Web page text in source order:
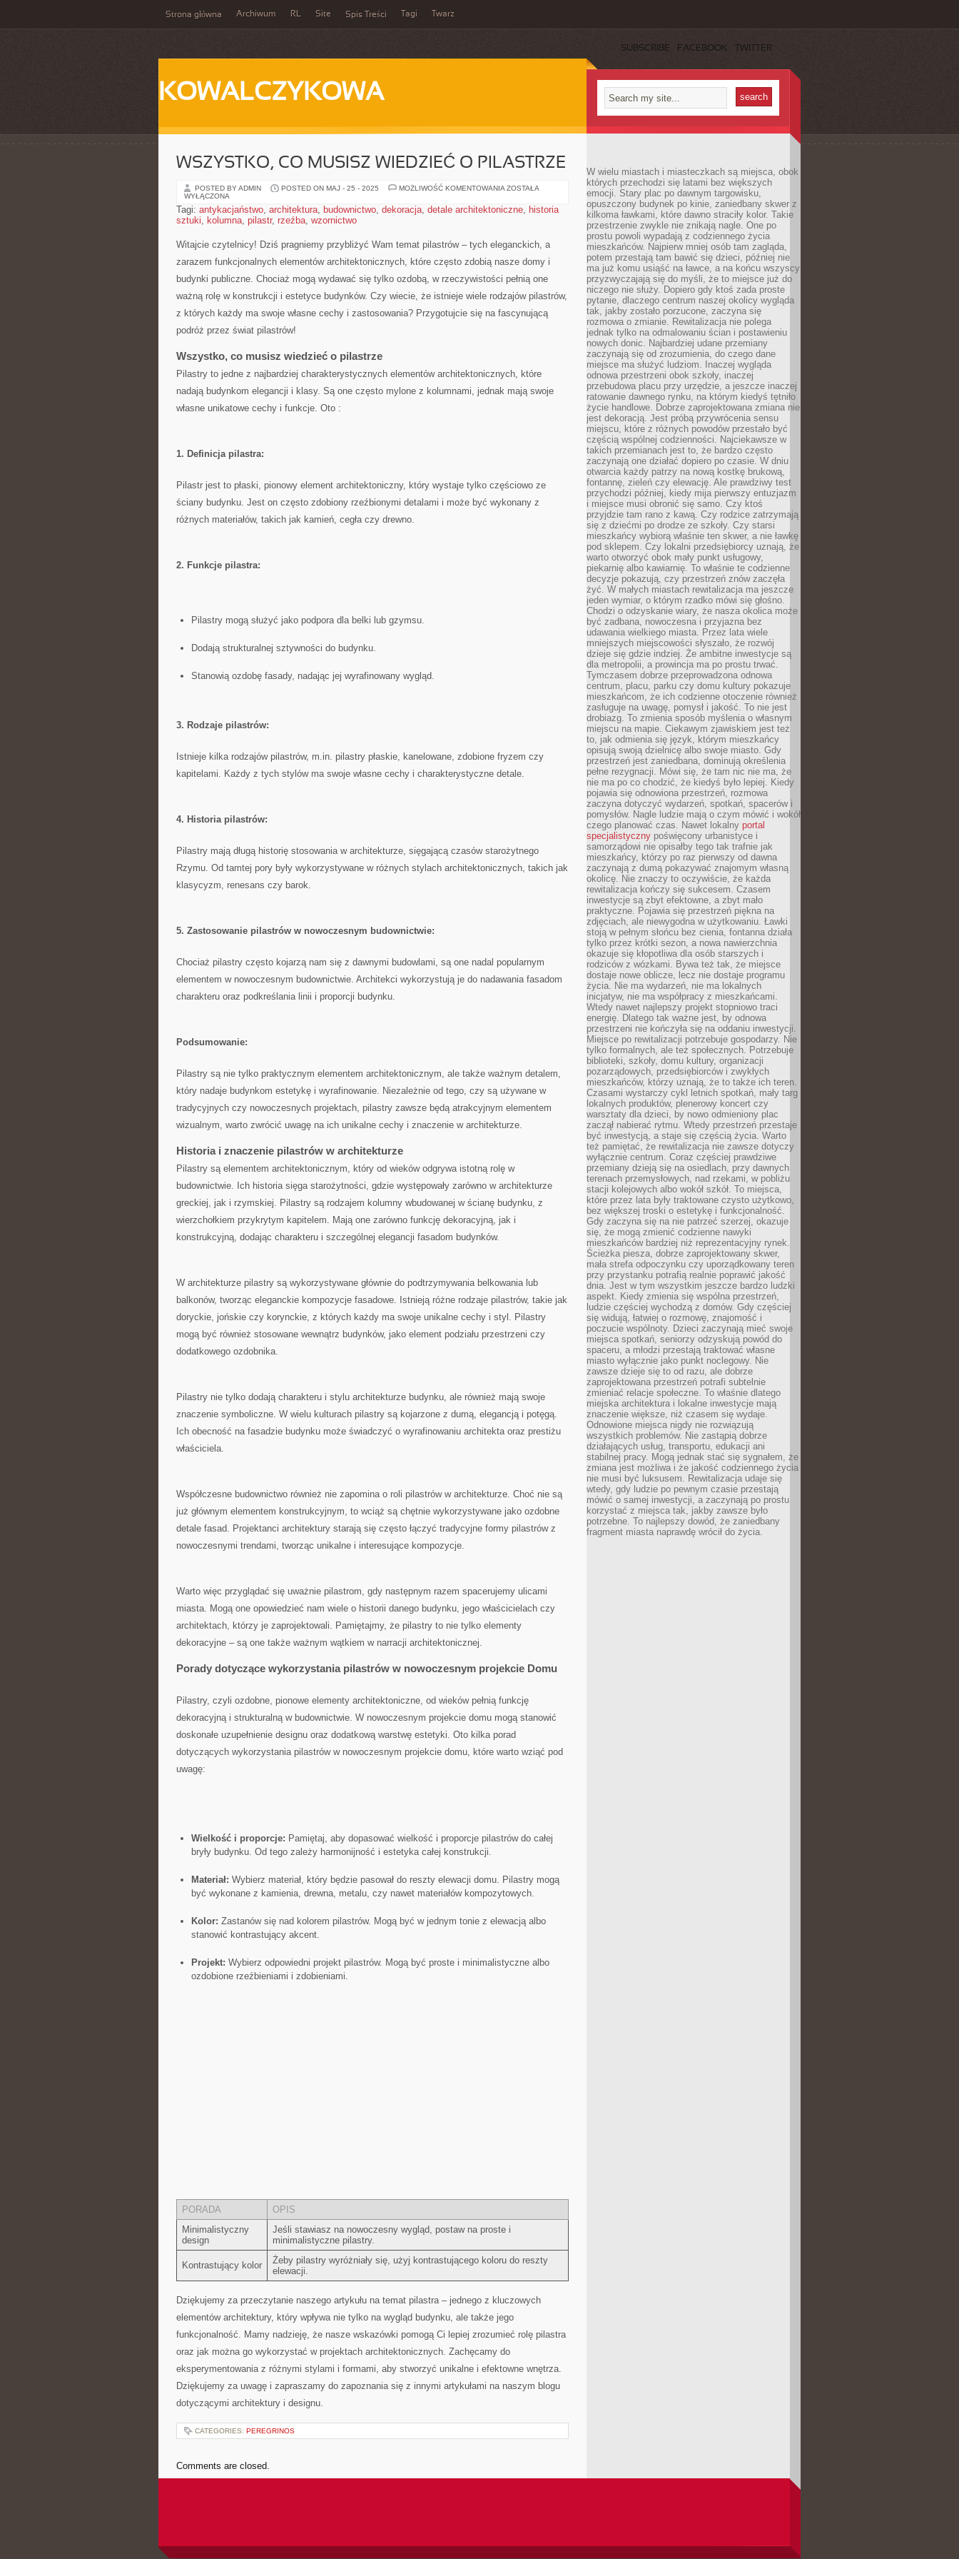
Strona główna Archiwum RL Site Spis Treści Tagi Twarz
SUBSCRIBE FACEBOOK TWITTER
KOWALCZYKOWA
WSZYSTKO, CO MUSISZ WIEDZIEĆ O PILASTRZE
POSTED BY ADMIN POSTED ON MAJ - 25 - 2025 MOŻLIWOŚĆ KOMENTOWANIA WSZYSTKO,
WIEDZIEĆ
ZOSTAŁA
WYŁĄCZONA
Tagi: antykacjaństwo, architektura, budownictwo, dekoracja, detale architektoniczne, historia
sztuki, kolumna, pilastr, rzeźba, wzornictwo
Witajcie czytelnicy! Dziś pragniemy ​przybliżyć Wam temat pilastrów – tych ⁢eleganckich,‌ a
zarazem funkcjonalnych⁢ elementów architektonicznych,⁢ które często ⁢zdobią nasze domy⁣ i
budynki publiczne. Chociaż mogą wydawać się tylko ozdobą, w rzeczywistości pełnią one
ważną rolę​ w ​konstrukcji ⁣i estetyce⁣ budynków. ​Czy wiecie, że istnieje wiele rodzajów pilastrów,
z których każdy ma swoje ‍własne cechy i zastosowania? Przygotujcie się na fascynującą
podróż ​przez świat pilastrów!
Wszystko, co musisz wiedzieć o pilastrze
Pilastry to jedne z najbardziej ⁤charakterystycznych elementów architektonicznych, które
nadają⁤ budynkom elegancji i ‍klasy. Są one często mylone z kolumnami,⁢ jednak mają swoje
własne⁤ unikatowe cechy ​i funkcje. Oto :
1. Definicja pilastra:
Pilastr jest to płaski, pionowy element architektoniczny, który wystaje tylko częściowo ze
ściany budynku. Jest on ‍często zdobiony rzeźbionymi detalami i może być wykonany z
różnych materiałów, takich jak kamień, cegła czy drewno.
2. Funkcje pilastra:
Pilastry mogą służyć jako ​podpora dla​ belki lub gzymsu.
Dodają strukturalnej sztywności do budynku.
Stanowią ozdobę fasady, nadając jej wyrafinowany wygląd.
3. Rodzaje pilastrów:
Istnieje kilka rodzajów pilastrów,‌ m.in. ​pilastry⁢ płaskie, kanelowane, zdobione fryzem czy
kapitelami. Każdy z tych stylów ma swoje ⁢własne cechy i charakterystyczne detale.
4. Historia pilastrów:
Pilastry mają długą historię stosowania w architekturze, sięgającą czasów starożytnego
Rzymu. Od⁢ tamtej pory były wykorzystywane w różnych stylach architektonicznych, takich jak‌
klasycyzm, renesans czy barok.
5. Zastosowanie pilastrów w‌ nowoczesnym⁢ budownictwie:
Chociaż pilastry często kojarzą nam się z dawnymi budowlami, są one nadal popularnym
elementem w nowoczesnym budownictwie. Architekci wykorzystują je do nadawania fasadom‍
charakteru oraz ‍podkreślania linii i proporcji ‌budynku.
Podsumowanie:
Pilastry są nie tylko praktycznym elementem architektonicznym, ale także ważnym detalem,
który nadaje budynkom estetykę i wyrafinowanie. Niezależnie od tego, czy⁤ są używane w
tradycyjnych czy nowoczesnych ‌projektach, pilastry zawsze będą atrakcyjnym⁢ elementem
wizualnym, warto zwrócić uwagę na ich unikalne⁤ cechy i znaczenie w architekturze.
Historia i znaczenie pilastrów w architekturze
Pilastry są elementem architektonicznym, który od wieków odgrywa​ istotną rolę⁤ w
budownictwie. Ich ⁢historia sięga starożytności, gdzie występowały zarówno w architekturze
greckiej, jak i rzymskiej. Pilastry są rodzajem kolumny wbudowanej w ścianę budynku, z
wierzchołkiem⁤ przykrytym kapitelem. Mają ⁢one zarówno funkcję dekoracyjną, jak i
konstrukcyjną, dodając charakteru i szczególnej elegancji fasadom budynków.
W architekturze pilastry są wykorzystywane ​głównie do ⁤podtrzymywania⁢ belkowania lub
balkonów, tworząc ​eleganckie kompozycje fasadowe.⁣ Istnieją różne rodzaje pilastrów, takie jak
doryckie,‌ jońskie czy korynckie, z których‌ każdy ma swoje unikalne cechy i⁣ styl. Pilastry
mogą być również stosowane wewnątrz budynków,​ jako‌ element​ podziału przestrzeni czy
dodatkowego ozdobnika.
Pilastry nie tylko dodają charakteru i stylu ⁤architekturze budynku,⁢ ale również mają swoje
znaczenie symboliczne. W wielu‌ kulturach pilastry są kojarzone⁤ z dumą,⁤ elegancją i potęgą.
Ich obecność na⁢ fasadzie budynku może ⁢świadczyć‌ o wyrafinowaniu architekta oraz prestiżu
właściciela.
Współczesne budownictwo ⁢również nie zapomina o roli pilastrów w architekturze.‍ Choć nie są
już głównym elementem konstrukcyjnym, to wciąż są chętnie wykorzystywane jako ozdobne
detale fasad. ⁤Projektanci architektury starają ⁤się często ⁢łączyć tradycyjne formy pilastrów z
nowoczesnymi trendami, tworząc unikalne i interesujące‍ kompozycje.
Warto więc przyglądać się uważnie pilastrom, gdy następnym razem spacerujemy ulicami
⁢miasta. Mogą one opowiedzieć nam wiele o⁤ historii danego budynku, jego właścicielach ‌czy
⁢architektach, którzy je⁣ zaprojektowali. Pamiętajmy, że pilastry to nie ‍tylko elementy
dekoracyjne⁤ – są one także ważnym ​wątkiem w narracji architektonicznej.
Porady dotyczące wykorzystania pilastrów⁤ w nowoczesnym⁣ projekcie Domu
Pilastry, czyli ozdobne, pionowe elementy architektoniczne, od wieków⁣ pełnią funkcję
dekoracyjną i strukturalną w budownictwie. W nowoczesnym projekcie domu mogą stanowić
⁣doskonałe uzupełnienie designu oraz dodatkową warstwę estetyki. Oto kilka porad
dotyczących wykorzystania pilastrów w nowoczesnym projekcie domu, które warto ⁢wziąć pod
uwagę:
Wielkość i proporcje: Pamiętaj, aby dopasować wielkość i proporcje pilastrów do całej
bryły budynku. Od ‌tego zależy harmonijność⁤ i estetyka całej konstrukcji.
Materiał: Wybierz materiał, który będzie pasował do reszty elewacji ⁢domu. Pilastry mogą
być wykonane z kamienia, drewna, metalu,⁢ czy nawet materiałów kompozytowych.
Kolor: Zastanów się nad‍ kolorem pilastrów. Mogą być w jednym tonie z elewacją albo
stanowić kontrastujący akcent.
Projekt: Wybierz⁣ odpowiedni projekt pilastrów. ⁢Mogą być proste ⁤i minimalistyczne albo
ozdobione rzeźbieniami‍ i zdobieniami.
PORADA
OPIS
Minimalistyczny
design
Jeśli stawiasz ⁢na nowoczesny​ wygląd, postaw na proste i
minimalistyczne pilastry.
Kontrastujący⁤ kolor
Żeby pilastry wyróżniały się, użyj kontrastującego koloru do reszty
elewacji.
Dziękujemy za przeczytanie naszego artykułu na temat pilastra – jednego z kluczowych
elementów architektury, który wpływa⁤ nie tylko na wygląd budynku, ale także jego
funkcjonalność. Mamy nadzieję, że nasze wskazówki pomogą Ci lepiej zrozumieć rolę pilastra
oraz jak można go wykorzystać w projektach architektonicznych. ​Zachęcamy do
⁣eksperymentowania z różnymi stylami i formami, aby stworzyć unikalne i efektowne ⁤wnętrza.
Dziękujemy za uwagę i⁢ zapraszamy do zapoznania się z innymi artykułami na naszym blogu
dotyczącymi architektury⁣ i designu.
CATEGORIES: PEREGRINOS
Comments are closed.
W wielu miastach i miasteczkach są miejsca, obok
których przechodzi się latami bez większych
emocji. Stary plac po dawnym targowisku,
opuszczony budynek po kinie, zaniedbany skwer z
kilkoma ławkami, które dawno straciły kolor. Takie
przestrzenie zwykle nie znikają nagle. One po
prostu powoli wypadają z codziennego życia
mieszkańców. Najpierw mniej osób tam zagląda,
potem przestają tam bawić się dzieci, później nie
ma już komu usiąść na ławce, a na końcu wszyscy
przyzwyczajają się do myśli, że to miejsce już do
niczego nie służy. Dopiero gdy ktoś zada proste
pytanie, dlaczego centrum naszej okolicy wygląda
tak, jakby zostało porzucone, zaczyna się
rozmowa o zmianie. Rewitalizacja nie polega
jednak tylko na odmalowaniu ścian i postawieniu
nowych donic. Najbardziej udane przemiany
zaczynają się od zrozumienia, do czego dane
miejsce ma służyć ludziom. Inaczej wygląda
odnowa przestrzeni obok szkoły, inaczej
przebudowa placu przy urzędzie, a jeszcze inaczej
ratowanie dawnego rynku, na którym kiedyś tętniło
życie handlowe. Dobrze zaprojektowana zmiana nie
jest dekoracją. Jest próbą przywrócenia sensu
miejscu, które z różnych powodów przestało być
częścią wspólnej codzienności. Najciekawsze w
takich przemianach jest to, że bardzo często
zaczynają one działać dopiero po czasie. W dniu
otwarcia każdy patrzy na nową kostkę brukową,
fontannę, zieleń czy elewację. Ale prawdziwy test
przychodzi później, kiedy mija pierwszy entuzjazm
i miejsce musi obronić się samo. Czy ktoś
przyjdzie tam rano z kawą. Czy rodzice zatrzymają
się z dziećmi po drodze ze szkoły. Czy starsi
mieszkańcy wybiorą właśnie ten skwer, a nie ławkę
pod sklepem. Czy lokalni przedsiębiorcy uznają, że
warto otworzyć obok mały punkt usługowy,
piekarnię albo kawiarnię. To właśnie te codzienne
decyzje pokazują, czy przestrzeń znów zaczęła
żyć. W małych miastach rewitalizacja ma jeszcze
jeden wymiar, o którym rzadko mówi się głośno.
Chodzi o odzyskanie wiary, że nasza okolica może
być zadbana, nowoczesna i przyjazna bez
udawania wielkiego miasta. Przez lata wiele
mniejszych miejscowości słyszało, że rozwój
dzieje się gdzie indziej. Że ambitne inwestycje są
dla metropolii, a prowincja ma po prostu trwać.
Tymczasem dobrze przeprowadzona odnowa
centrum, placu, parku czy domu kultury pokazuje
mieszkańcom, że ich codzienne otoczenie również
zasługuje na uwagę, pomysł i jakość. To nie jest
drobiazg. To zmienia sposób myślenia o własnym
miejscu na mapie. Ciekawym zjawiskiem jest też
to, jak odmienia się język, którym mieszkańcy
opisują swoją dzielnicę albo swoje miasto. Gdy
przestrzeń jest zaniedbana, dominują określenia
pełne rezygnacji. Mówi się, że tam nic nie ma, że
nie ma po co chodzić, że kiedyś było lepiej. Kiedy
pojawia się odnowiona przestrzeń, rozmowa
zaczyna dotyczyć wydarzeń, spotkań, spacerów i
pomysłów. Nagle ludzie mają o czym mówić i wokół
czego planować czas. Nawet lokalny portal
specjalistyczny poświęcony urbanistyce i
samorządowi nie opisałby tego tak trafnie jak
mieszkańcy, którzy po raz pierwszy od dawna
zaczynają z dumą pokazywać znajomym własną
okolicę. Nie znaczy to oczywiście, że każda
rewitalizacja kończy się sukcesem. Czasem
inwestycje są zbyt efektowne, a zbyt mało
praktyczne. Pojawia się przestrzeń piękna na
zdjęciach, ale niewygodna w użytkowaniu. Ławki
stoją w pełnym słońcu bez cienia, fontanna działa
tylko przez krótki sezon, a nowa nawierzchnia
okazuje się kłopotliwa dla osób starszych i
rodziców z wózkami. Bywa też tak, że miejsce
dostaje nowe oblicze, lecz nie dostaje programu
życia. Nie ma wydarzeń, nie ma lokalnych
inicjatyw, nie ma współpracy z mieszkańcami.
Wtedy nawet najlepszy projekt stopniowo traci
energię. Dlatego tak ważne jest, by odnowa
przestrzeni nie kończyła się na oddaniu inwestycji.
Miejsce po rewitalizacji potrzebuje gospodarzy. Nie
tylko formalnych, ale też społecznych. Potrzebuje
biblioteki, szkoły, domu kultury, organizacji
pozarządowych, przedsiębiorców i zwykłych
mieszkańców, którzy uznają, że to także ich teren.
Czasami wystarczy cykl letnich spotkań, mały targ
lokalnych produktów, plenerowy koncert czy
warsztaty dla dzieci, by nowo odmieniony plac
zaczął nabierać rytmu. Wtedy przestrzeń przestaje
być inwestycją, a staje się częścią życia. Warto
też pamiętać, że rewitalizacja nie zawsze dotyczy
wyłącznie centrum. Coraz częściej prawdziwe
przemiany dzieją się na osiedlach, przy dawnych
terenach przemysłowych, nad rzekami, w pobliżu
stacji kolejowych albo wokół szkół. To miejsca,
które przez lata były traktowane czysto użytkowo,
bez większej troski o estetykę i funkcjonalność.
Gdy zaczyna się na nie patrzeć szerzej, okazuje
się, że mogą zmienić codzienne nawyki
mieszkańców bardziej niż reprezentacyjny rynek.
Ścieżka piesza, dobrze zaprojektowany skwer,
mała strefa odpoczynku czy uporządkowany teren
przy przystanku potrafią realnie poprawić jakość
dnia. Jest w tym wszystkim jeszcze bardzo ludzki
aspekt. Kiedy zmienia się wspólna przestrzeń,
ludzie częściej wychodzą z domów. Gdy częściej
się widują, łatwiej o rozmowę, znajomość i
poczucie wspólnoty. Dzieci zaczynają mieć swoje
miejsca spotkań, seniorzy odzyskują powód do
spaceru, a młodzi przestają traktować własne
miasto wyłącznie jako punkt noclegowy. Nie
zawsze dzieje się to od razu, ale dobrze
zaprojektowana przestrzeń potrafi subtelnie
zmieniać relacje społeczne. To właśnie dlatego
miejska architektura i lokalne inwestycje mają
znaczenie większe, niż czasem się wydaje.
Odnowione miejsca nigdy nie rozwiązują
wszystkich problemów. Nie zastąpią dobrze
działających usług, transportu, edukacji ani
stabilnej pracy. Mogą jednak stać się sygnałem, że
zmiana jest możliwa i że jakość codziennego życia
nie musi być luksusem. Rewitalizacja udaje się
wtedy, gdy ludzie po pewnym czasie przestają
mówić o samej inwestycji, a zaczynają po prostu
korzystać z miejsca tak, jakby zawsze było
potrzebne. To najlepszy dowód, że zaniedbany
fragment miasta naprawdę wrócił do życia.